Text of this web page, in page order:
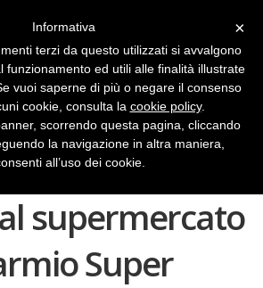
crisi: prima di
supermercato
Super
×
Informativa
terzi da questo utilizzati si avvalgono
funzionamento ed utili alle finalità illustrate
vuoi saperne di più o negare il consenso
cookie, consulta la cookie policy.
scorrendo questa pagina, cliccando
la navigazione in altra maniera,
all’uso dei cookie.